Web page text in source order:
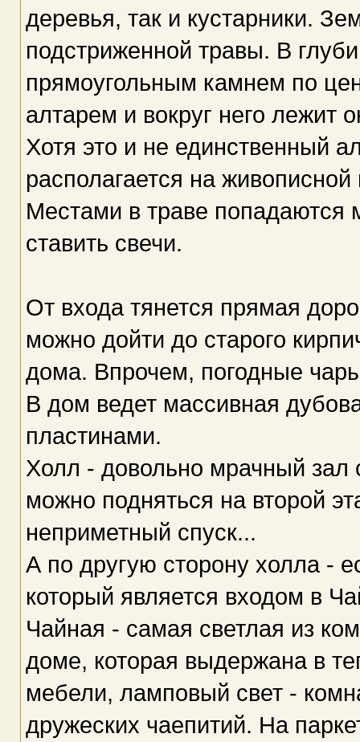
деревья, так и кустарники.
подстриженной травы. В
прямоугольным камнем по
алтарем и вокруг него лежит
Хотя это и не единственный
располагается на
Местами в траве попадаются
ставить свечи.
От входа тянется прямая
можно дойти до старого
дома. Впрочем, погодные
В дом ведет массивная
пластинами.
Холл - довольно мрачный зал
можно подняться на второй
неприметный спуск...
А по другую сторону холла -
который является входом в
Чайная - самая светлая из
доме, которая выдержана в
мебели, ламповый свет -
дружеских чаепитий. На